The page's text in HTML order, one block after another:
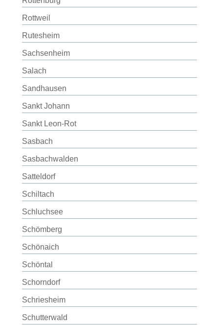
Rottweil
Rutesheim
Sachsenheim
Salach
Sandhausen
Sankt Johann
Sankt Leon-Rot
Sasbach
Sasbachwalden
Satteldorf
Schiltach
Schluchsee
Schömberg
Schönaich
Schöntal
Schorndorf
Schriesheim
Schutterwald